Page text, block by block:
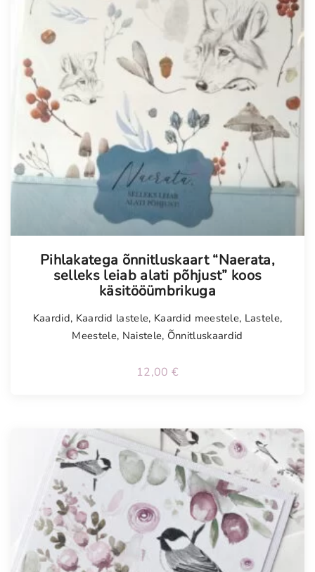
Pihlakatega õnnitluskaart “Naerata,
selleks leiab alati põhjust” koos
käsitööümbrikuga
Kaardid, Kaardid lastele, Kaardid meestele, Lastele,
Meestele, Naistele, Õnnitluskaardid
12,00 €